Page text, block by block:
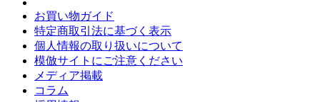
お買い物ガイド
特定商取引法に基づく表示
個人情報の取り扱いについて
模倣サイトにご注意ください
メディア掲載
コラム